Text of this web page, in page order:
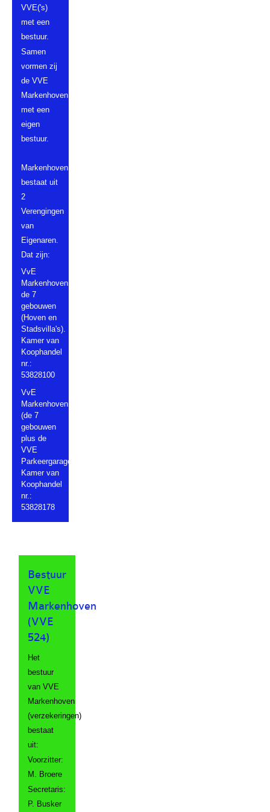
VVE('s)
met een
bestuur.
Samen
vormen zij
de VVE
Markenhoven,
met een
eigen
bestuur.
Markenhoven
bestaat uit
2
Verengingen
van
Eigenaren.
Dat zijn:
VvE
Markenhoven
de 7
gebouwen
(Hoven en
Stadsvilla's).
Kamer van
Koophandel
nr.:
53828100
VvE
Markenhoven
(de 7
gebouwen
plus de
VVE
Parkeergarage).
Kamer van
Koophandel
nr.:
53828178
Bestuur
VVE
Markenhoven
(VVE
524)
Het
bestuur
van VVE
Markenhoven
(verzekeringen)
bestaat
uit:
Voorzitter:
M. Broere
Secretaris:
P. Busker